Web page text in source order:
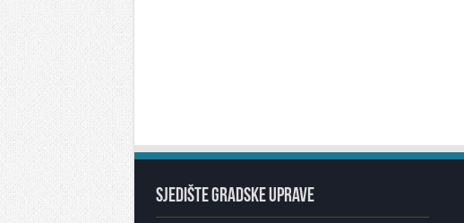
SJEDIŠTE GRADSKE UPRAVE